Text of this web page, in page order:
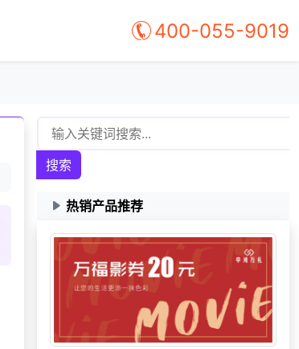
400-055-9019
搜索
热销产品推荐
10 天前
申请按需体验系统
186***
6 天前
183***
159***
9 天前
137***
14 天前
选择定制礼品商城
150***
21 分钟前
了解福利商城平台
131***
21 天前
选择了礼品提货系统
13 分钟前
选择公司礼品商城
150***
16 天前 咨询积分商城搭建